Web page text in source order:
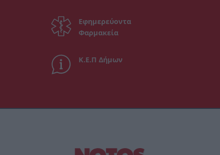
Εφημερεύοντα
Φαρμακεία
Κ.Ε.Π Δήμων